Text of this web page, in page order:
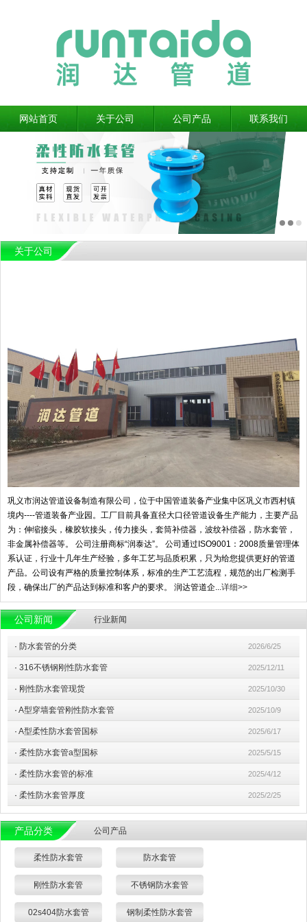
网站首页 关于公司 公司产品 联系我们
关于公司
巩义市润达管道设备制造有限公司，位于中国管道装备产业集中区巩义市西村镇
境内----管道装备产业园。工厂目前具备直径大口径管道设备生产能力，主要产品
为：伸缩接头，橡胶软接头，传力接头，套筒补偿器，波纹补偿器，防水套管，
非金属补偿器等。 公司注册商标“润泰达”。 公司通过ISO9001：2008质量管理体
系认证，行业十几年生产经验，多年工艺与品质积累，只为给您提供更好的管道
产品。公司设有严格的质量控制体系，标准的生产工艺流程，规范的出厂检测手
段，确保出厂的产品达到标准和客户的要求。 润达管道企...详细>>
公司新闻 行业新闻
· 防水套管的分类 2026/6/25
· 316不锈钢刚性防水套管 2025/12/11
· 刚性防水套管现货 2025/10/30
· A型穿墙套管刚性防水套管 2025/10/9
· A型柔性防水套管国标 2025/6/17
· 柔性防水套管a型国标 2025/5/15
· 柔性防水套管的标准 2025/4/12
· 柔性防水套管厚度 2025/2/25
产品分类 公司产品
柔性防水套管 防水套管
刚性防水套管 不锈钢防水套管
02s404防水套管 钢制柔性防水套管